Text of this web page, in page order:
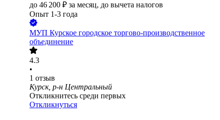
до 46 200 ₽ за месяц, до вычета налогов
Опыт 1-3 года
МУП Курское городское торгово-производственное
объединение
4.3
•
1 отзыв
Курск, р-н Центральный
Откликнитесь среди первых
Откликнуться